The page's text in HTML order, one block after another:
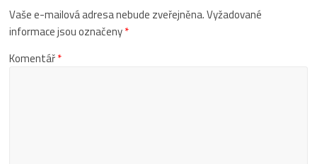
Vaše e-mailová adresa nebude zveřejněna.Vyžadované
informace jsou označeny*
Komentář*